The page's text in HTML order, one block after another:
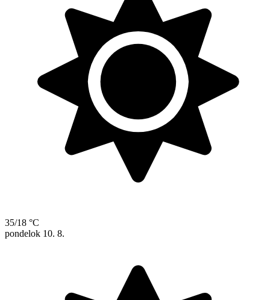
35/18 °C
pondelok 10. 8.